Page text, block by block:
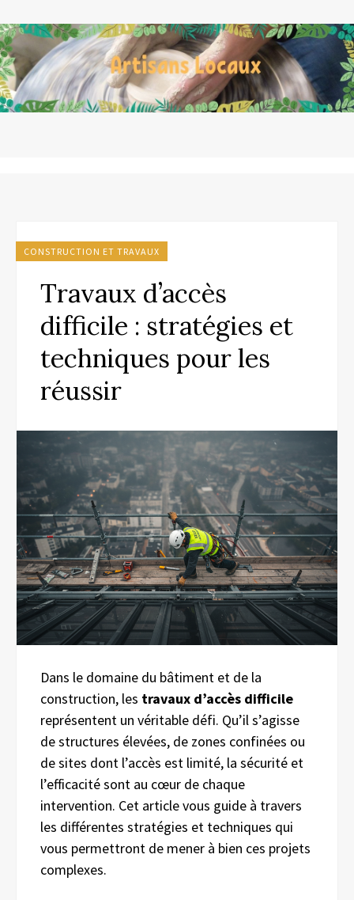
CONSTRUCTION ET TRAVAUX
Travaux d’accès
difficile : stratégies et
techniques pour les
réussir
Dans le domaine du bâtiment et de la
construction, les travaux d’accès difficile
représentent un véritable défi. Qu’il s’agisse
de structures élevées, de zones confinées ou
de sites dont l’accès est limité, la sécurité et
l’efficacité sont au cœur de chaque
intervention. Cet article vous guide à travers
les différentes stratégies et techniques qui
vous permettront de mener à bien ces projets
complexes.